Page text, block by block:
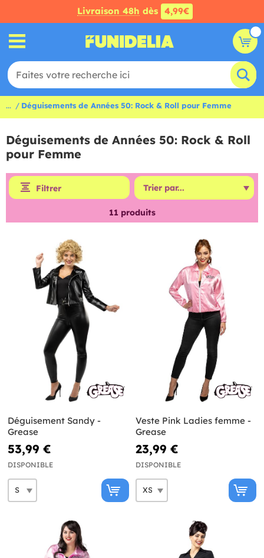
Livraison 48h dès 4,99€
... Déguisements de Années 50: Rock & Roll pour Femme
Déguisements de Années 50: Rock & Roll
pour Femme
Filtrer
11 produits
Déguisement Sandy -
Grease
53,99 €
DISPONIBLE
Veste Pink Ladies femme -
Grease
23,99 €
DISPONIBLE